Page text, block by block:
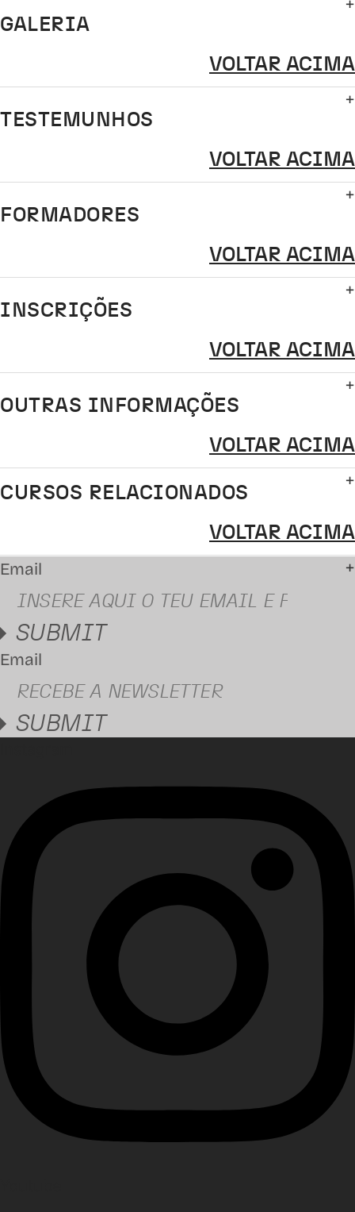
GALERIA
VOLTAR ACIMA
TESTEMUNHOS
VOLTAR ACIMA
FORMADORES
VOLTAR ACIMA
INSCRIÇÕES
VOLTAR ACIMA
OUTRAS INFORMAÇÕES
VOLTAR ACIMA
CURSOS RELACIONADOS
VOLTAR ACIMA
Email
SUBMIT
Email
SUBMIT